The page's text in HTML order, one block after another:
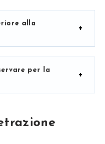
alla
per la